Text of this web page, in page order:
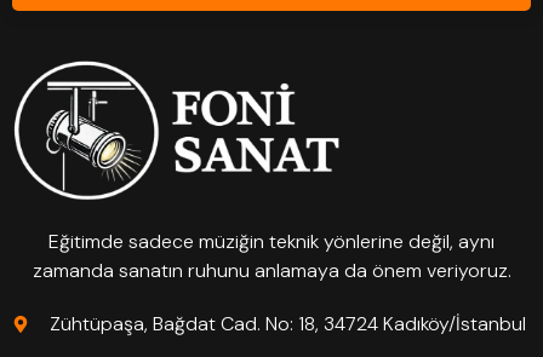
Eğitimde sadece müziğin teknik yönlerine değil, aynı
zamanda sanatın ruhunu anlamaya da önem veriyoruz.
Zühtüpaşa, Bağdat Cad. No: 18, 34724 Kadıköy/İstanbul